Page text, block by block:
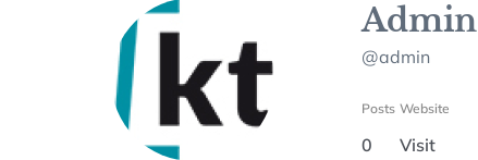
Admin
@admin
Posts
0
Website
Visit